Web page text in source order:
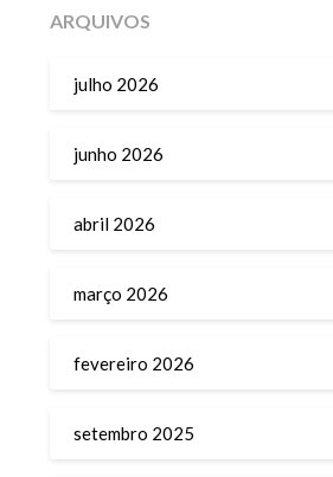
ARQUIVOS
julho 2026
junho 2026
abril 2026
março 2026
fevereiro 2026
setembro 2025